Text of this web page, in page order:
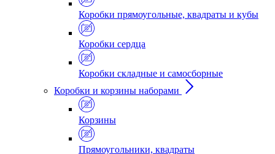
Коробки прямоугольные, квадраты и кубы
Коробки сердца
Коробки складные и самосборные
Коробки и корзины наборами
Корзины
Прямоугольники, квадраты